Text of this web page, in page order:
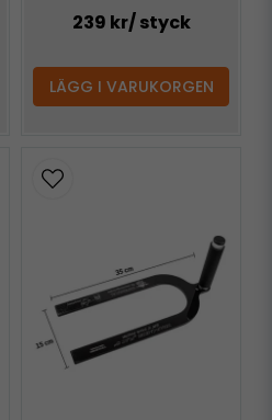
239 kr/ styck
LÄGG I VARUKORGEN